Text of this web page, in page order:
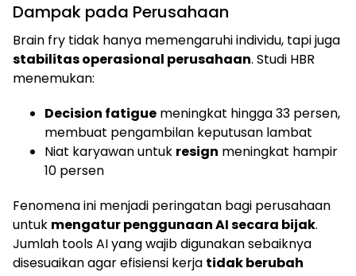
Dampak pada Perusahaan
Brain fry tidak hanya memengaruhi individu, tapi juga
stabilitas operasional perusahaan. Studi HBR
menemukan:
Decision fatigue meningkat hingga 33 persen,
membuat pengambilan keputusan lambat
Niat karyawan untuk resign meningkat hampir
10 persen
Fenomena ini menjadi peringatan bagi perusahaan
untuk mengatur penggunaan AI secara bijak.
Jumlah tools AI yang wajib digunakan sebaiknya
disesuaikan agar efisiensi kerja tidak berubah